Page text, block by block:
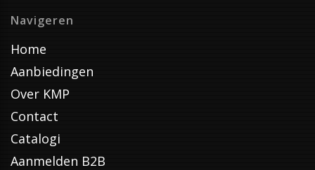
Navigeren
Home
Aanbiedingen
Over KMP
Contact
Catalogi
Aanmelden B2B